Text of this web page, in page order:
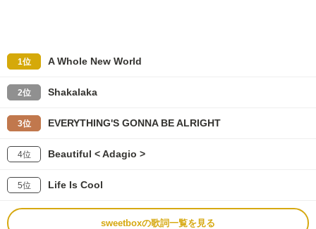
1位 A Whole New World
2位 Shakalaka
3位 EVERYTHING'S GONNA BE ALRIGHT
4位 Beautiful < Adagio >
5位 Life Is Cool
sweetboxの歌詞一覧を見る